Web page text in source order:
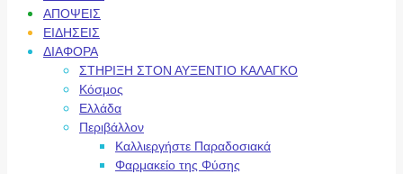
ΑΠΟΨΕΙΣ
ΕΙΔΗΣΕΙΣ
ΔΙΑΦΟΡΑ
ΣΤΗΡΙΞΗ ΣΤΟΝ ΑΥΞΕΝΤΙΟ ΚΑΛΑΓΚΟ
Κόσμος
Ελλάδα
Περιβάλλον
Καλλιεργήστε Παραδοσιακά
Φαρμακείο της Φύσης